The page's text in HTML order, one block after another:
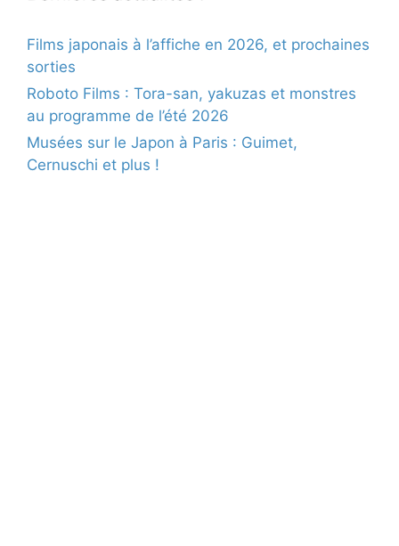
Films japonais à l’affiche en 2026, et prochaines
sorties
Roboto Films : Tora-san, yakuzas et monstres
au programme de l’été 2026
Musées sur le Japon à Paris : Guimet,
Cernuschi et plus !